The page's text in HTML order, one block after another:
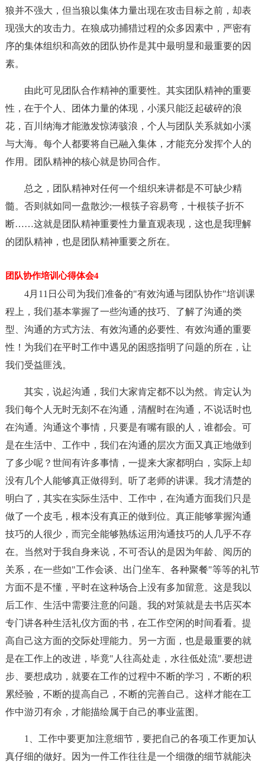
狼并不强大，但当狼以集体力量出现在攻击目标之前，却表
现强大的攻击力。在狼成功捕猎过程的众多因素中，严密有
序的集体组织和高效的团队协作是其中最明显和最重要的因
素。
由此可见团队合作精神的重要性。其实团队精神的重要
性，在于个人、团体力量的体现，小溪只能泛起破碎的浪
花，百川纳海才能激发惊涛骇浪，个人与团队关系就如小溪
与大海。每个人都要将自已融入集体，才能充分发挥个人的
作用。团队精神的核心就是协同合作。
总之，团队精神对任何一个组织来讲都是不可缺少精
髓。否则就如同一盘散沙;一根筷子容易弯，十根筷子折不
断……这就是团队精神重要性力量直观表现，这也是我理解
的团队精神，也是团队精神重要之所在。
团队协作培训心得体会4
4月11日公司为我们准备的"有效沟通与团队协作"培训课
程上，我们基本掌握了一些沟通的技巧、了解了沟通的类
型、沟通的方式方法、有效沟通的必要性、有效沟通的重要
性！为我们在平时工作中遇见的困惑指明了问题的所在，让
我们受益匪浅。
其实，说起沟通，我们大家肯定都不以为然。肯定认为
我们每个人无时无刻不在沟通，清醒时在沟通，不说话时也
在沟通。沟通这个事情，只要是有嘴有眼的人，谁都会。可
是在生活中、工作中，我们在沟通的层次方面又真正地做到
了多少呢？世间有许多事情，一提来大家都明白，实际上却
没有几个人能够真正做得到。听了老师的讲课。我才清楚的
明白了，其实在实际生活中、工作中，在沟通方面我们只是
做了一个皮毛，根本没有真正的做到位。真正能够掌握沟通
技巧的人很少，而完全能够熟练运用沟通技巧的人几乎不存
在。当然对于我自身来说，不可否认的是因为年龄、阅历的
关系，在一些如"工作会谈、出门坐车、各种聚餐"等等的礼节
方面不是不懂，平时在这种场合上没有多加留意。这是我以
后工作、生活中需要注意的问题。我的对策就是去书店买本
专门讲各种生活礼仪方面的书，在工作空闲的时间看看。提
高自己这方面的交际处理能力。另一方面，也是最重要的就
是在工作上的改进，毕竟"人往高处走，水往低处流".要想进
步、要想成功，就要在工作的过程中不断的学习，不断的积
累经验，不断的提高自己，不断的完善自己。这样才能在工
作中游刃有余，才能描绘属于自己的事业蓝图。
1、工作中要更加注意细节，要把自己的各项工作更加认
真仔细的做好。因为一件工作往往是一个细微的细节就能决